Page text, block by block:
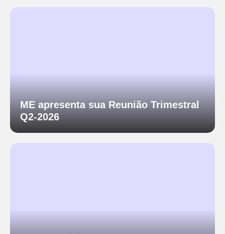
ME apresenta sua Reunião Trimestral
Q2-2026